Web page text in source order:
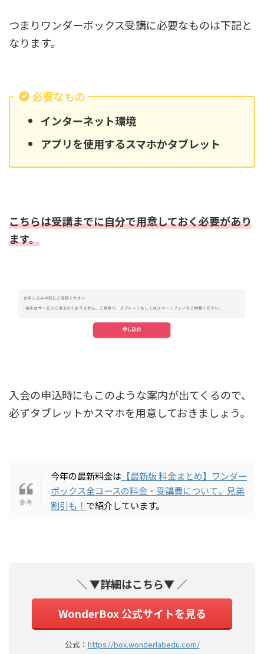
つまりワンダーボックス受講に必要なものは下記と
なります。
必要なもの
インターネット環境
アプリを使用するスマホかタブレット
こちらは受講までに自分で用意しておく必要があり
ます。
入会の申込時にもこのような案内が出てくるので、
必ずタブレットかスマホを用意しておきましょう。
今年の最新料金は 【最新版 料金まとめ】ワンダー
ボックス全コースの料金・受講費について。兄弟
割引も！ で紹介しています。
＼ ▼詳細はこちら▼ ／
WonderBox 公式サイトを見る
公式： https://box.wonderlabedu.com/